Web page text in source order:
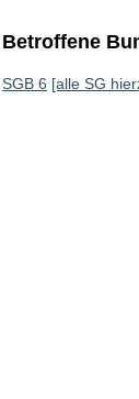
Betroffene
SGB 6 [alle SG